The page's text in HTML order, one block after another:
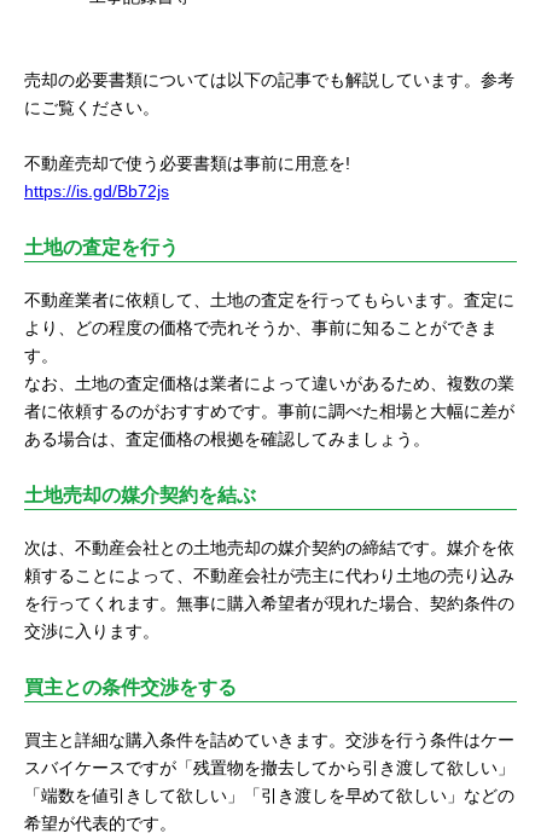
売却の必要書類については以下の記事でも解説しています。参考
にご覧ください。
不動産売却で使う必要書類は事前に用意を!
https://is.gd/Bb72js
土地の査定を行う
不動産業者に依頼して、土地の査定を行ってもらいます。査定に
より、どの程度の価格で売れそうか、事前に知ることができま
す。
なお、土地の査定価格は業者によって違いがあるため、複数の業
者に依頼するのがおすすめです。事前に調べた相場と大幅に差が
ある場合は、査定価格の根拠を確認してみましょう。
土地売却の媒介契約を結ぶ
次は、不動産会社との土地売却の媒介契約の締結です。媒介を依
頼することによって、不動産会社が売主に代わり土地の売り込み
を行ってくれます。無事に購入希望者が現れた場合、契約条件の
交渉に入ります。
買主との条件交渉をする
買主と詳細な購入条件を詰めていきます。交渉を行う条件はケー
スバイケースですが「残置物を撤去してから引き渡して欲しい」
「端数を値引きして欲しい」「引き渡しを早めて欲しい」などの
希望が代表的です。